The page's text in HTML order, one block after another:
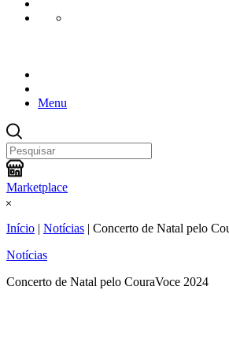
Menu
Marketplace
Início | Notícias | Concerto de Natal pelo
Notícias
Concerto de Natal pelo CouraVoce 2024